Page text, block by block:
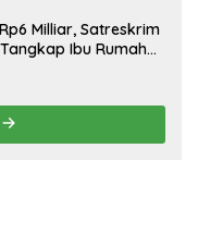
Milliar, Satreskrim
Ibu Rumah